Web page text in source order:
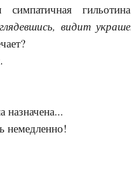
видит
назначена...
немедленно!